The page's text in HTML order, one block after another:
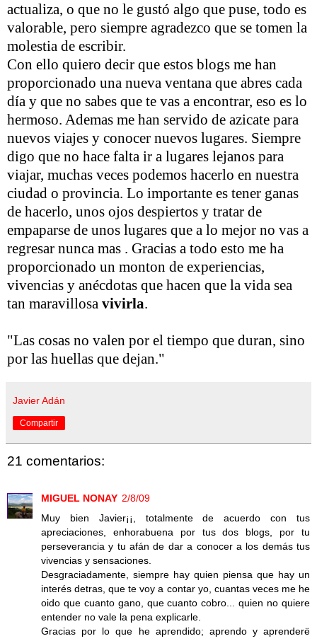
actualiza, o que no le gustó algo que puse, todo es
valorable, pero siempre agradezco que se tomen la
molestia de escribir.
Con ello quiero decir que estos blogs me han
proporcionado una nueva ventana que abres cada
día y que no sabes que te vas a encontrar, eso es lo
hermoso. Ademas me han servido de azicate para
nuevos viajes y conocer nuevos lugares. Siempre
digo que no hace falta ir a lugares lejanos para
viajar, muchas veces podemos hacerlo en nuestra
ciudad o provincia. Lo importante es tener ganas
de hacerlo, unos ojos despiertos y tratar de
empaparse de unos lugares que a lo mejor no vas a
regresar nunca mas . Gracias a todo esto me ha
proporcionado un monton de experiencias,
vivencias y anécdotas que hacen que la vida sea
tan maravillosa vivirla.
"Las cosas no valen por el tiempo que duran, sino
por las huellas que dejan."
Javier Adán
Compartir
21 comentarios:
MIGUEL NONAY 2/8/09
Muy bien Javier¡¡, totalmente de acuerdo con tus
apreciaciones, enhorabuena por tus dos blogs, por tu
perseverancia y tu afán de dar a conocer a los demás tus
vivencias y sensaciones.
Desgraciadamente, siempre hay quien piensa que hay un
interés detras, que te voy a contar yo, cuantas veces me he
oido que cuanto gano, que cuanto cobro... quien no quiere
entender no vale la pena explicarle.
Gracias por lo que he aprendido; aprendo y aprenderë